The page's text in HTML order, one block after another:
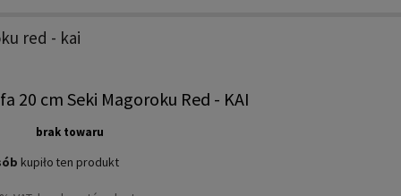
red - kai
20 cm Seki Magoroku Red - KAI
brak towaru
kupiło ten produkt